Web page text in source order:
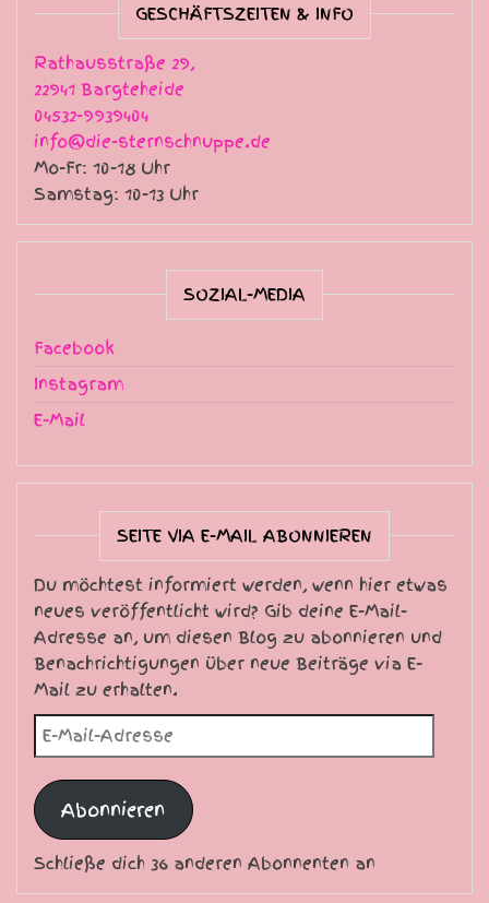
GESCHÄFTSZEITEN & INFO
Rathausstraße 29,
22941 Bargteheide
04532-9939404
info@die-sternschnuppe.de
Mo-Fr: 10-18 Uhr
Samstag: 10-13 Uhr
SOZIAL-MEDIA
Facebook
Instagram
E-Mail
SEITE VIA E-MAIL ABONNIEREN
Du möchtest informiert werden, wenn hier etwas
neues veröffentlicht wird? Gib deine E-Mail-
Adresse an, um diesen Blog zu abonnieren und
Benachrichtigungen über neue Beiträge via E-
Mail zu erhalten.
E-Mail-Adresse
Abonnieren
Schließe dich 36 anderen Abonnenten an